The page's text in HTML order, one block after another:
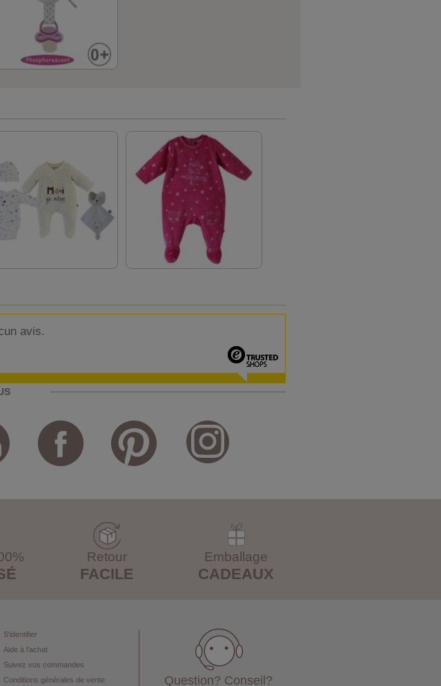
avis.
Retour
FACILE
Emballage
CADEAUX
S'identifier
Aide à l'achat
Suivez vos commandes
Conditions générales de vente
Question? Conseil?